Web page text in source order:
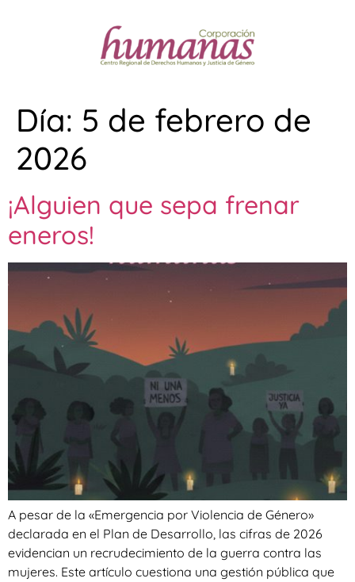
Día: 5 de febrero de
2026
¡Alguien que sepa frenar
eneros!
A pesar de la «Emergencia por Violencia de Género»
declarada en el Plan de Desarrollo, las cifras de 2026
evidencian un recrudecimiento de la guerra contra las
mujeres. Este artículo cuestiona una gestión pública que